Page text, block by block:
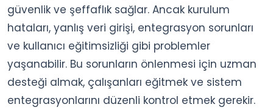
güvenlik ve şeffaflık sağlar. Ancak kurulum
hataları, yanlış veri girişi, entegrasyon sorunları
ve kullanıcı eğitimsizliği gibi problemler
yaşanabilir. Bu sorunların önlenmesi için uzman
desteği almak, çalışanları eğitmek ve sistem
entegrasyonlarını düzenli kontrol etmek gerekir.